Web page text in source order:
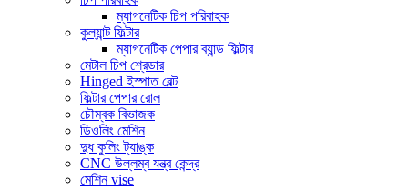
ম্যাগনেটিক চিপ পরিবাহক
কুল্যান্ট ফিল্টার
ম্যাগনেটিক পেপার ব্যান্ড ফিল্টার
মেটাল চিপ শ্রেডার
Hinged ইস্পাত বেল্ট
ফিল্টার পেপার রোল
চৌম্বক বিভাজক
ডিওলিং মেশিন
দুধ কুলিং ট্যাঙ্ক
CNC উল্লম্ব যন্ত্র কেন্দ্র
মেশিন vise